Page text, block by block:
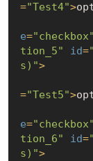
="Test4">
e="checkbox"
tion_5"
id=
s)">
="Test5">
e="checkbox"
tion_6"
id=
s)">